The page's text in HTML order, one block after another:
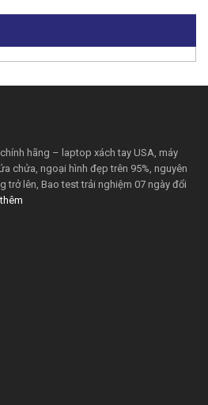
hãng – laptop xách tay USA, máy
chửa, ngoại hình đẹp trên 95%, nguyên
trở lên, Bao test trải nghiệm 07 ngày đổi